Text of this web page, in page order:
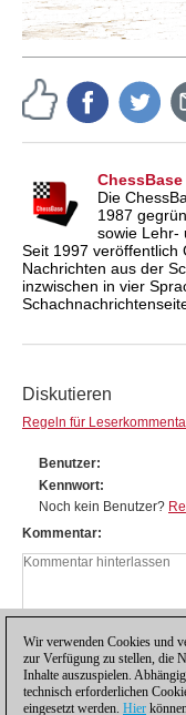
ChessBase
Die
1987
sowie Lehr-
Seit 1997 veröffentlich
Nachrichten aus der
inzwischen in vier
Diskutieren
Regeln für
Benutzer
Kennwort
Noch kein Benutzer?
Kommentar
Wir verwenden Cookies und
zur Verfügung zu stellen, die
Inhalte auszuspielen.
technisch erforderlichen
eingesetzt werden. Hier